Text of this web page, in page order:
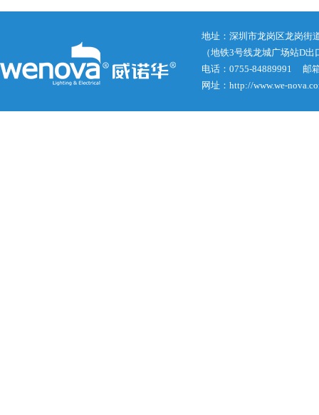
地址：深圳市龙岗区龙岗街
（地铁3号线龙城广场站D出
电话：0755-84889991 邮
网址：http://www.we-